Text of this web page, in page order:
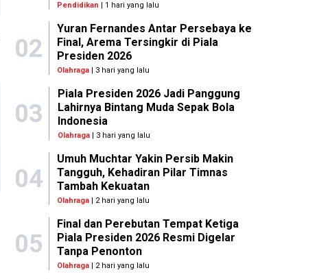
Pendidikan | 1 hari yang lalu
02
Yuran Fernandes Antar Persebaya ke
Final, Arema Tersingkir di Piala
Presiden 2026
Olahraga | 3 hari yang lalu
03
Piala Presiden 2026 Jadi Panggung
Lahirnya Bintang Muda Sepak Bola
Indonesia
Olahraga| 3 hari yang lalu
04
Umuh Muchtar Yakin Persib Makin
Tangguh, Kehadiran Pilar Timnas
Tambah Kekuatan
Olahraga | 2 hari yang lalu
05
Final dan Perebutan Tempat Ketiga
Piala Presiden 2026 Resmi Digelar
Tanpa Penonton
Olahraga | 2 hari yang lalu